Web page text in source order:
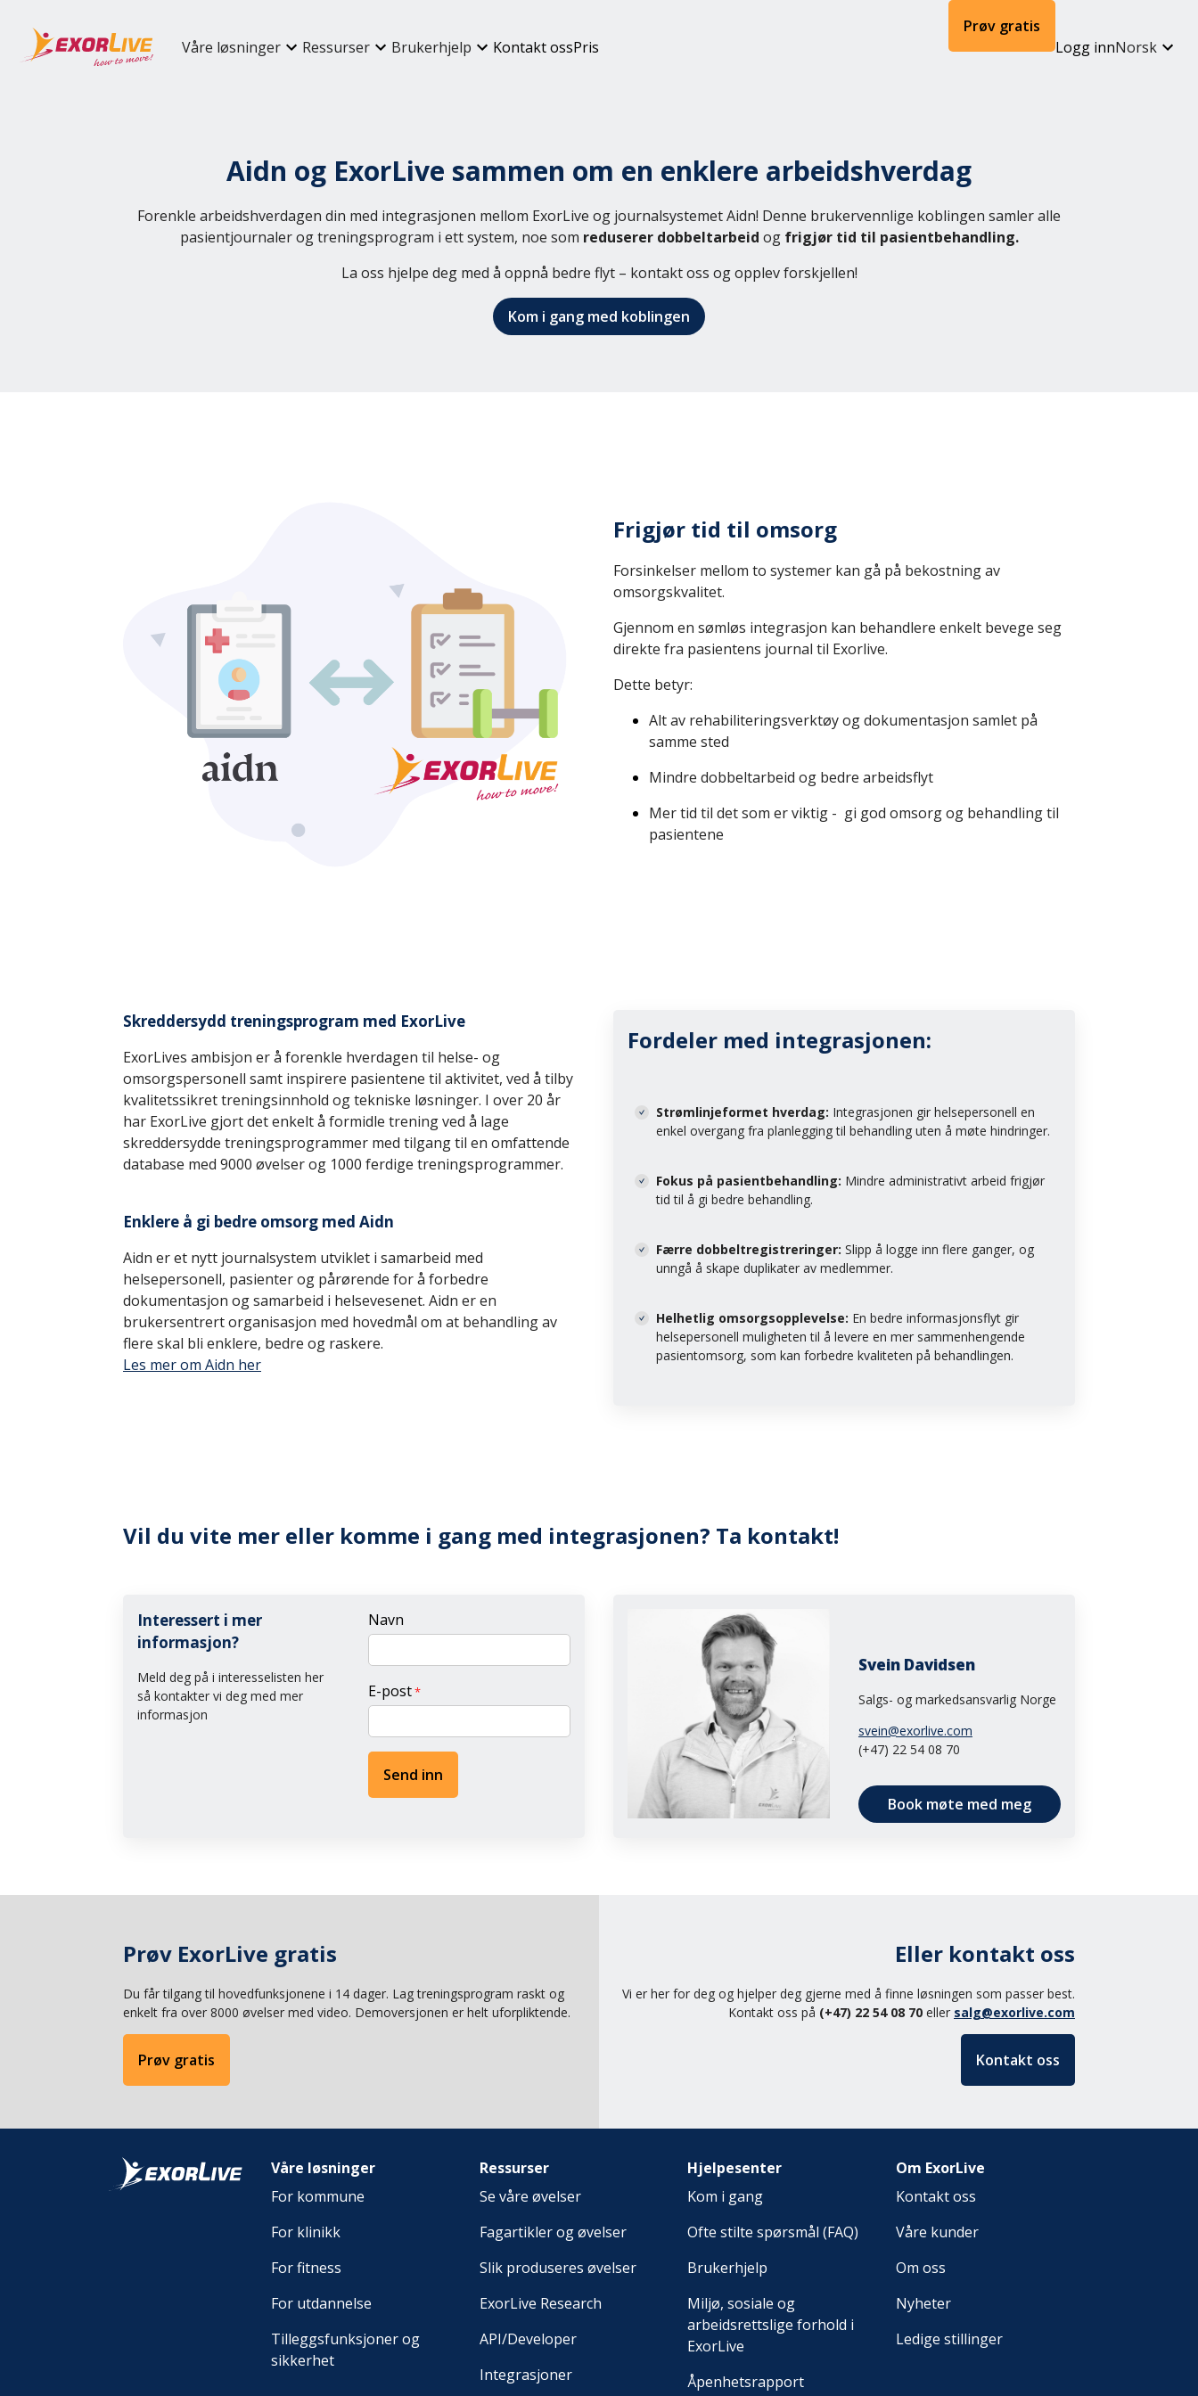
Våre løsninger Ressurser Brukerhjelp Kontakt ossPris
Prøv gratis
Logg innNorsk
Aidn og ExorLive sammen om en enklere arbeidshverdag
Forenkle arbeidshverdagen din med integrasjonen mellom ExorLive og journalsystemet Aidn! Denne brukervennlige koblingen samler alle
pasientjournaler og treningsprogram i ett system, noe som reduserer dobbeltarbeid og frigjør tid til pasientbehandling.
La oss hjelpe deg med å oppnå bedre flyt – kontakt oss og opplev forskjellen!
Kom i gang med koblingen
Frigjør tid til omsorg
Forsinkelser mellom to systemer kan gå på bekostning av
omsorgskvalitet.
Gjennom en sømløs integrasjon kan behandlere enkelt bevege seg
direkte fra pasientens journal til Exorlive.
Dette betyr:
Alt av rehabiliteringsverktøy og dokumentasjon samlet på
samme sted
Mindre dobbeltarbeid og bedre arbeidsflyt
Mer tid til det som er viktig - gi god omsorg og behandling til
pasientene
Skreddersydd treningsprogram med ExorLive
ExorLives ambisjon er å forenkle hverdagen til helse- og
omsorgspersonell samt inspirere pasientene til aktivitet, ved å tilby
kvalitetssikret treningsinnhold og tekniske løsninger. I over 20 år
har ExorLive gjort det enkelt å formidle trening ved å lage
skreddersydde treningsprogrammer med tilgang til en omfattende
database med 9000 øvelser og 1000 ferdige treningsprogrammer.
Enklere å gi bedre omsorg med Aidn
Aidn er et nytt journalsystem utviklet i samarbeid med
helsepersonell, pasienter og pårørende for å forbedre
dokumentasjon og samarbeid i helsevesenet. Aidn er en
brukersentrert organisasjon med hovedmål om at behandling av
flere skal bli enklere, bedre og raskere.
Les mer om Aidn her
Fordeler med integrasjonen:
Strømlinjeformet hverdag: Integrasjonen gir helsepersonell en
enkel overgang fra planlegging til behandling uten å møte hindringer.
Fokus på pasientbehandling: Mindre administrativt arbeid frigjør
tid til å gi bedre behandling.
Færre dobbeltregistreringer: Slipp å logge inn flere ganger, og
unngå å skape duplikater av medlemmer.
Helhetlig omsorgsopplevelse: En bedre informasjonsflyt gir
helsepersonell muligheten til å levere en mer sammenhengende
pasientomsorg, som kan forbedre kvaliteten på behandlingen.
Vil du vite mer eller komme i gang med integrasjonen? Ta kontakt!
Interessert i mer
informasjon?
Meld deg på i interesselisten her
så kontakter vi deg med mer
informasjon
Navn
E-post*
Send inn
Svein Davidsen
Salgs- og markedsansvarlig Norge
svein@exorlive.com
(+47) 22 54 08 70
Book møte med meg
Prøv ExorLive gratis
Du får tilgang til hovedfunksjonene i 14 dager. Lag treningsprogram raskt og
enkelt fra over 8000 øvelser med video. Demoversjonen er helt uforpliktende.
Prøv gratis
Eller kontakt oss
Vi er her for deg og hjelper deg gjerne med å finne løsningen som passer best.
Kontakt oss på (+47) 22 54 08 70 eller salg@exorlive.com
Kontakt oss
Våre løsninger
For kommune
For klinikk
For fitness
For utdannelse
Tilleggsfunksjoner og
sikkerhet
Ressurser
Se våre øvelser
Fagartikler og øvelser
Slik produseres øvelser
ExorLive Research
API/Developer
Integrasjoner
Hjelpesenter
Kom i gang
Ofte stilte spørsmål (FAQ)
Brukerhjelp
Miljø, sosiale og
arbeidsrettslige forhold i
ExorLive
Åpenhetsrapport
Om ExorLive
Kontakt oss
Våre kunder
Om oss
Nyheter
Ledige stillinger